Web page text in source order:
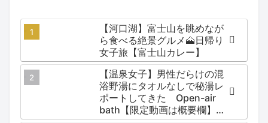
【河口湖】富士山を眺めなが
ら食べる絶景グルメ🗻日帰り
女子旅【富士山カレー】
【温泉女子】男性だらけの混
浴野湯にタオルなしで秘湯レ
ポートしてきた Open-air
bath【限定動画は概要欄】尻